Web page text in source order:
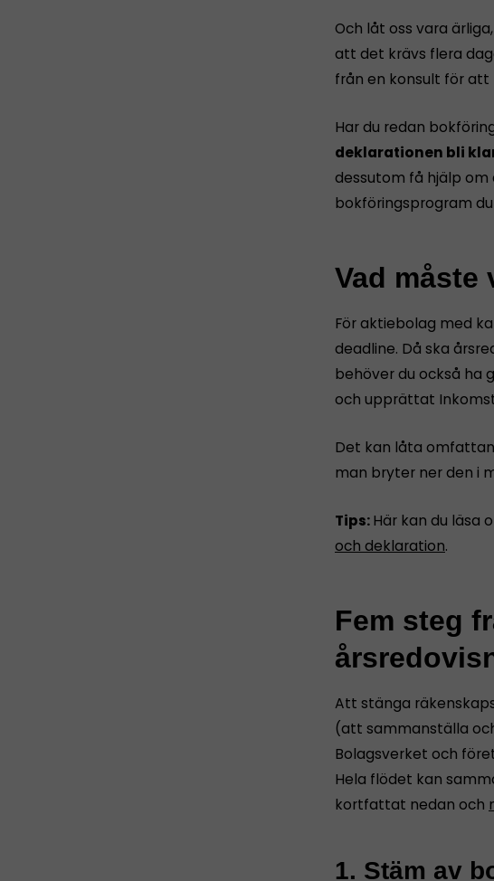
Och låt oss vara
att det krävs flera
från en konsult för att
Har du redan
deklarationen bli
dessutom få hjälp
bokföringsprogram du
Vad måste
För aktiebolag med
deadline. Då ska
behöver du också ha
och upprättat
Det kan låta
man bryter ner den i
Tips:Här kan du läsa
och deklaration.
Fem steg
Att stänga
(att sammanställa
Bolagsverket och
Hela flödet kan
kortfattat nedan och
1. Stäm av